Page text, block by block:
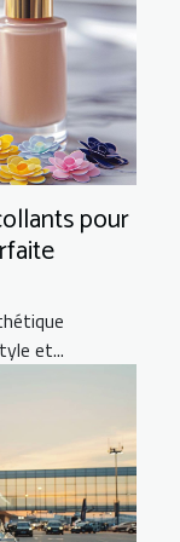
pour
et...